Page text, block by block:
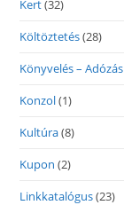
Kert(32)
Költöztetés(28)
Könyvelés – Adózás
Konzol(1)
Kultúra(8)
Kupon (2)
Linkkatalógus(23)